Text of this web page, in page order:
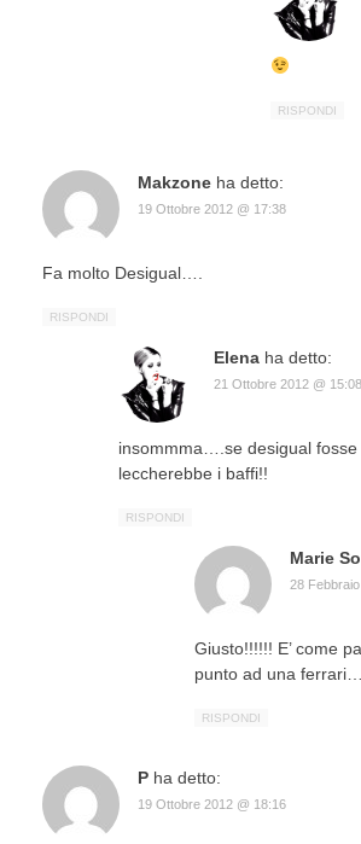
RISPONDI
Makzone ha detto:
19 Ottobre 2012 @ 17:38
Fa molto Desigual….
RISPONDI
Elena ha detto:
21 Ottobre 2012 @ 15:08
insommma….se desigual
leccherebbe i baffi!!
RISPONDI
Marie
28
Giusto!!!!!! E’ come
punto ad una
RISPONDI
P ha detto:
19 Ottobre 2012 @ 18:16